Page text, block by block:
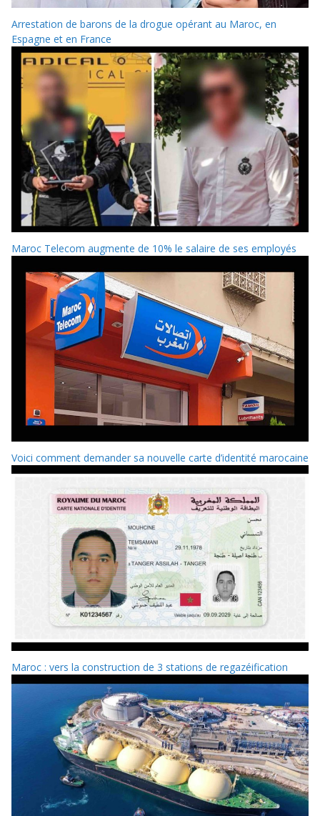
Arrestation de barons de la drogue opérant au Maroc, en
Espagne et en France
Maroc Telecom augmente de 10% le salaire de ses employés
Voici comment demander sa nouvelle carte d’identité marocaine
Maroc : vers la construction de 3 stations de regazéification